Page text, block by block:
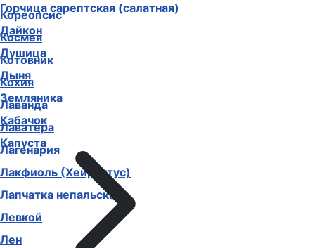
Кореопсис
Космея
Котовник
Кохия
Лаванда
Лаватера
Лагенария
Лакфиоль (Хейрантус)
Лапчатка непальская
Левкой
Лен
Горчица сарептская (салатная)
Дайкон
Душица
Дыня
Земляника
Кабачок
Капуста